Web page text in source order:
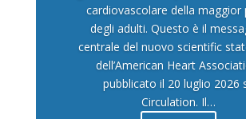
cardiovascolare della maggior
degli adulti. Questo è il
centrale del nuovo scientific
dell’American Heart
pubblicato il 20 luglio 2026
Circulation. Il…